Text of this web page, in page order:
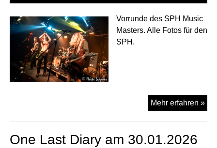
Vorrunde des SPH Music
Masters. Alle Fotos für den
SPH.
Mehr erfahren »
am
One Last Diary am 30.01.2026